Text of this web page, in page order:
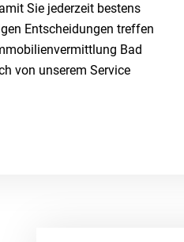
Sie jederzeit bestens
Entscheidungen treffen
Bad
von unserem Service